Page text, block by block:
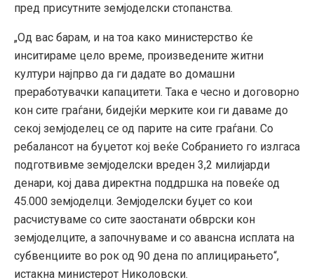
пред присутните земјоделски стопанства.
„Од вас барам, и на тоа како министерство ќе
инситираме цело време, произведените житни
култури најпрво да ги дадате во домашни
преработувачки капацитети. Така е чесно и договорно
кон сите граѓани, бидејќи мерките кои ги даваме до
секој земјоделец се од парите на сите граѓани. Со
ребалансот на буџетот кој веќе Собранието го излгаса
подготвивме земјоделски вреден 3,2 милијарди
денари, кој дава директна поддршка на повеќе од
45.000 земјоделци. Земјоделски буџет со кои
расчистуваме со сите заостанати обврски кон
земјоделците, а започнуваме и со авансна исплата на
субвенциите во рок од 90 дена по аплицирањето“,
истакна министерот Николовски.